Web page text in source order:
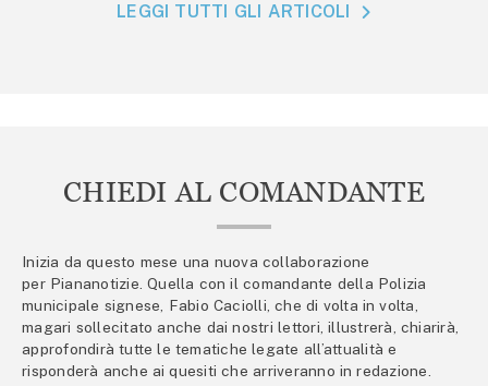
LEGGI TUTTI GLI ARTICOLI
CHIEDI AL COMANDANTE
Inizia da questo mese una nuova collaborazione
per Piananotizie. Quella con il comandante della Polizia
municipale signese, Fabio Caciolli, che di volta in volta,
magari sollecitato anche dai nostri lettori, illustrerà, chiarirà,
approfondirà tutte le tematiche legate all’attualità e
risponderà anche ai quesiti che arriveranno in redazione.